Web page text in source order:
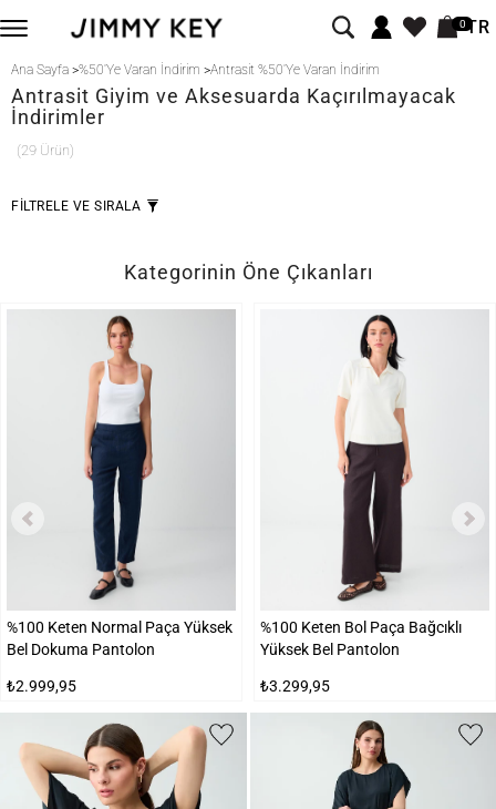
0TR
Ana Sayfa >%50'Ye Varan İndirim >Antrasit %50'Ye Varan İndirim
Antrasit Giyim ve Aksesuarda Kaçırılmayacak
İndirimler
(29 Ürün)
FİLTRELE VE SIRALA
Kategorinin Öne Çıkanları
%100 Keten Normal Paça Yüksek
Bel Dokuma Pantolon
₺2.999,95
%100 Keten Bol Paça Bağcıklı
Yüksek Bel Pantolon
₺3.299,95